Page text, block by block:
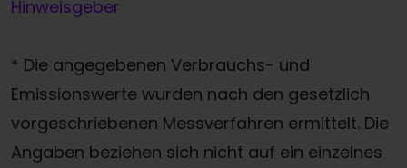
Hinweisgeber
* Die angegebenen Verbrauchs- und
Emissionswerte wurden nach den gesetzlich
vorgeschriebenen Messverfahren ermittelt. Die
Angaben beziehen sich nicht auf ein einzelnes